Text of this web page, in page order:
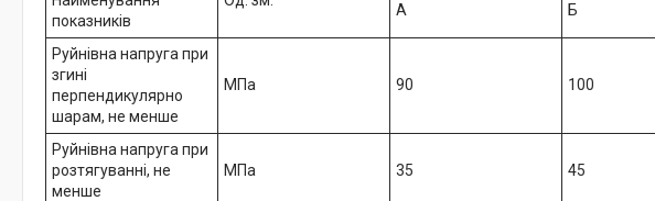
показників
А Б
Руйнівна напруга при
згині
перпендикулярно
шарам, не менше
МПа 90 100
Руйнівна напруга при
розтягуванні, не
менше
МПа 35 45